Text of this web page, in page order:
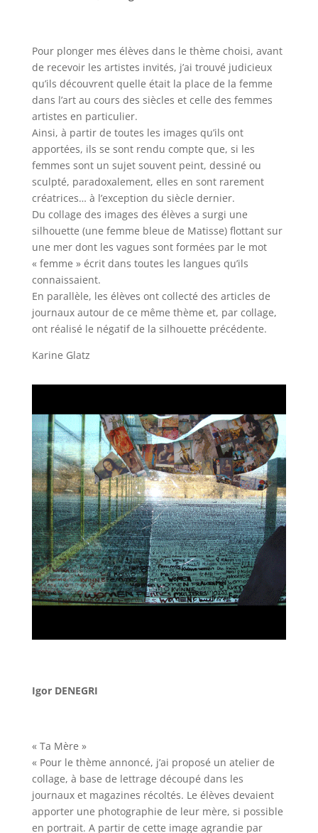
Pour plonger mes élèves dans le thème choisi, avant
de recevoir les artistes invités, j’ai trouvé judicieux
qu’ils découvrent quelle était la place de la femme
dans l’art au cours des siècles et celle des femmes
artistes en particulier.
Ainsi, à partir de toutes les images qu’ils ont
apportées, ils se sont rendu compte que, si les
femmes sont un sujet souvent peint, dessiné ou
sculpté, paradoxalement, elles en sont rarement
créatrices… à l’exception du siècle dernier.
Du collage des images des élèves a surgi une
silhouette (une femme bleue de Matisse) flottant sur
une mer dont les vagues sont formées par le mot
« femme » écrit dans toutes les langues qu’ils
connaissaient.
En parallèle, les élèves ont collecté des articles de
journaux autour de ce même thème et, par collage,
ont réalisé le négatif de la silhouette précédente.
Karine Glatz
Igor DENEGRI
« Ta Mère »
« Pour le thème annoncé, j’ai proposé un atelier de
collage, à base de lettrage découpé dans les
journaux et magazines récoltés. Le élèves devaient
apporter une photographie de leur mère, si possible
en portrait. A partir de cette image agrandie par